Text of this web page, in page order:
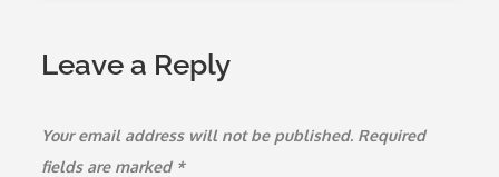
Leave a Reply
Your email address will not be published. Required
fields are marked *